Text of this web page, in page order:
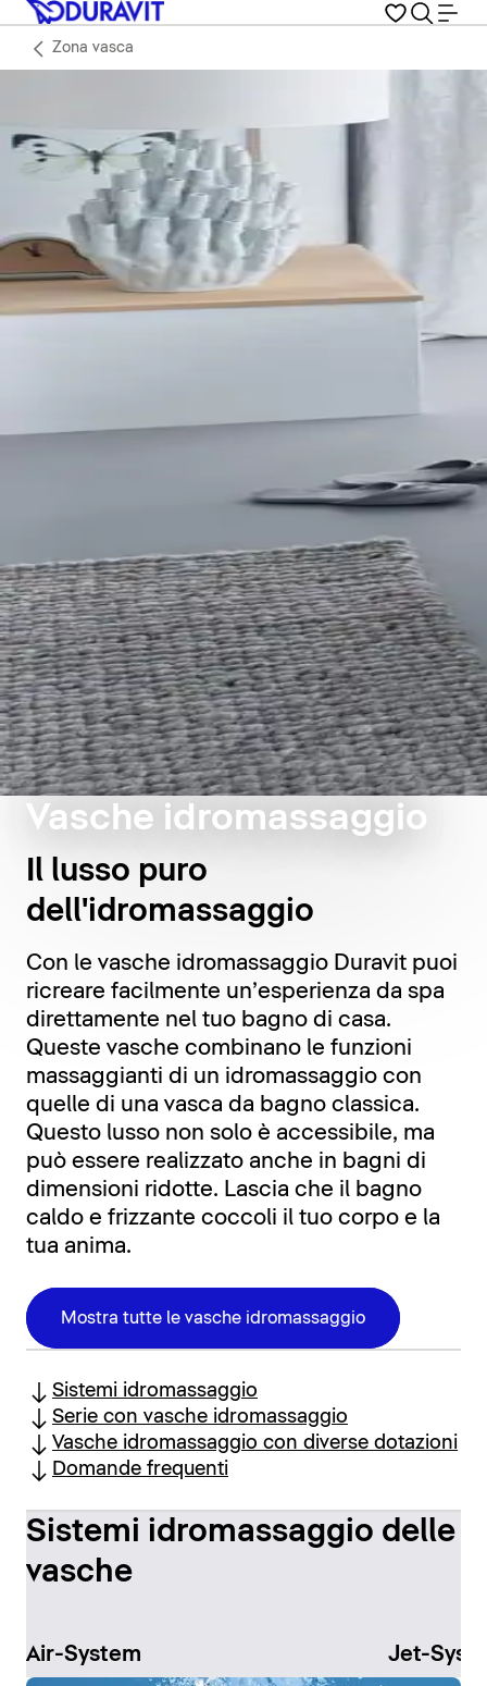
Zona vasca
Vasche idromassaggio
Il lusso puro
dell'idromassaggio
Con le vasche idromassaggio Duravit puoi
ricreare facilmente un’esperienza da spa
direttamente nel tuo bagno di casa.
Queste vasche combinano le funzioni
massaggianti di un idromassaggio con
quelle di una vasca da bagno classica.
Questo lusso non solo è accessibile, ma
può essere realizzato anche in bagni di
dimensioni ridotte. Lascia che il bagno
caldo e frizzante coccoli il tuo corpo e la
tua anima.
Mostra tutte le vasche idromassaggio
Sistemi idromassaggio
Serie con vasche idromassaggio
Vasche idromassaggio con diverse dotazioni
Domande frequenti
Sistemi idromassaggio delle
vasche
Air-System Jet-